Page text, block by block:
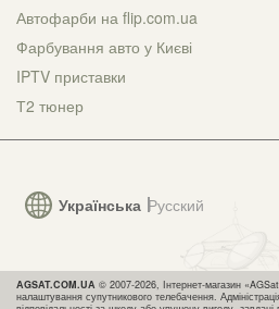
Українська Русский
Автофарби на flip.com.ua
Фарбування авто у Києві
IPTV приставки
Т2 тюнер
AGSAT.COM.UA © 2007-2026, Інтернет-магазин
налаштування супутникового телебачення.